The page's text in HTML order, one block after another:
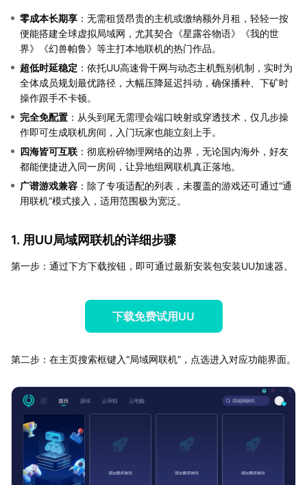
零成本长期享 ：无需租赁昂贵的主机或缴纳额外月租，轻轻一按
便能搭建全球虚拟局域网，尤其契合《星露谷物语》《我的世
界》《幻兽帕鲁》等主打本地联机的热门作品。
超低时延稳定 ：依托UU高速骨干网与动态主机甄别机制，实时为
全体成员规划最优路径，大幅压降延迟抖动，确保播种、下矿时
操作跟手不卡顿。
完全免配置 ：从头到尾无需理会端口映射或穿透技术，仅几步操
作即可生成联机房间，入门玩家也能立刻上手。
四海皆可互联 ：彻底粉碎物理网络的边界，无论国内海外，好友
都能便捷进入同一房间，让异地组网联机真正落地。
广谱游戏兼容 ：除了专项适配的列表，未覆盖的游戏还可通过“通
用联机”模式接入，适用范围极为宽泛。
1. 用UU局域网联机的详细步骤
第一步：通过下方下载按钮，即可通过最新安装包安装UU加速器。
下载免费试用UU
第二步：在主页搜索框键入“局域网联机”，点选进入对应功能界面。